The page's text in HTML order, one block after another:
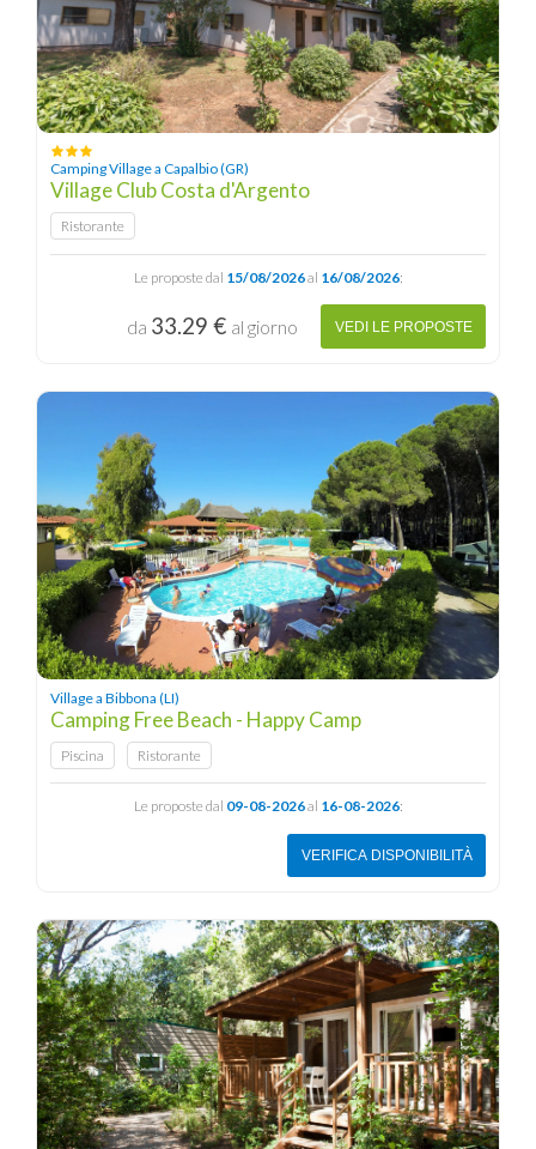
Camping Village a Capalbio (GR)
Village Club Costa d'Argento
Ristorante
Le proposte dal 15/08/2026al 16/08/2026:
da 33.29 € al giorno VEDI LE PROPOSTE
Village a Bibbona (LI)
Camping Free Beach - Happy Camp
Piscina Ristorante
Le proposte dal 09-08-2026al 16-08-2026:
VERIFICA DISPONIBILITÀ